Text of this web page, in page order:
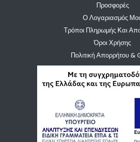
Προσφορές
Ο Λογαριασμός
Τρόποι Πληρωμής Και
Όροι Χρήσης
Πολιτική Απορρήτου &